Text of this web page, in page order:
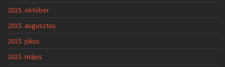
2015. október
2015. augusztus
2015. július
2015. május